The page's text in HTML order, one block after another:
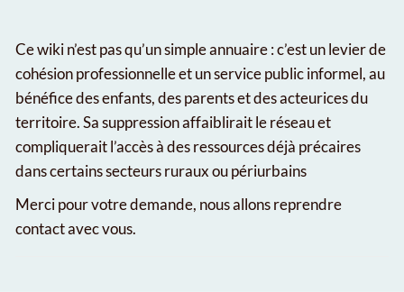
Ce wiki n’est pas qu’un simple annuaire : c’est un levier de
cohésion professionnelle et un service public informel, au
bénéfice des enfants, des parents et des acteurices du
territoire. Sa suppression affaiblirait le réseau et
compliquerait l’accès à des ressources déjà précaires
dans certains secteurs ruraux ou périurbains
Merci pour votre demande, nous allons reprendre
contact avec vous.